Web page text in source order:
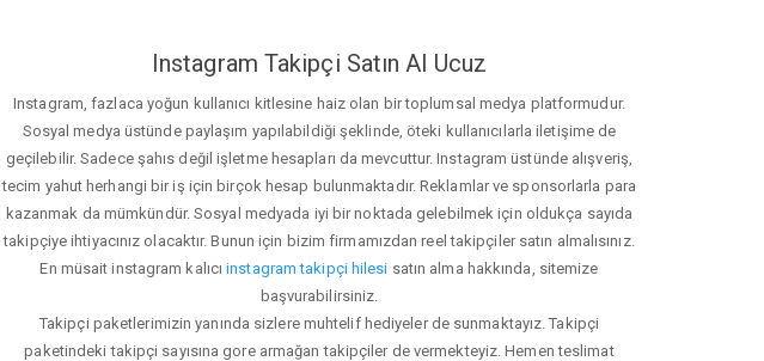
Instagram Takipçi Satın Al Ucuz
Instagram, fazlaca yoğun kullanıcı kitlesine haiz olan bir toplumsal medya platformudur.
Sosyal medya üstünde paylaşım yapılabildiği şeklinde, öteki kullanıcılarla iletişime de
geçilebilir. Sadece şahıs değil işletme hesapları da mevcuttur. Instagram üstünde alışveriş,
tecim yahut herhangi bir iş için birçok hesap bulunmaktadır. Reklamlar ve sponsorlarla para
kazanmak da mümkündür. Sosyal medyada iyi bir noktada gelebilmek için oldukça sayıda
takipçiye ihtiyacınız olacaktır. Bunun için bizim firmamızdan reel takipçiler satın almalısınız.
En müsait instagram kalıcıinstagram takipçi hilesi satın alma hakkında, sitemize
başvurabilirsiniz.
Takipçi paketlerimizin yanında sizlere muhtelif hediyeler de sunmaktayız. Takipçi
paketindeki takipçi sayısına gore armağan takipçiler de vermekteyiz. Hemen teslimat